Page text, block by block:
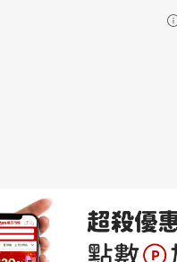
趴趴走 居家安全不可少
宴】 Eat All You Can at
！破解以假亂真的人工智慧圖
】 The Challenges of Left
自然(全程英文講解)】 A Solar